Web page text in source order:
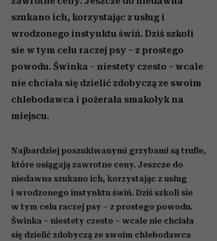
szukano ich, korzystając z usług i
wrodzonego instynktu świń. Dziś szkoli
sie w tym celu raczej psy – z prostego
powodu. Świnka – niestety czesto – wcale
nie chciała się dzielić zdobyczą ze swoim
chlebodawca i pożerała smakołyk na
miejscu.
Najbardziej poszukiwanymi grzybami są trufle,
które osiągają zawrotne ceny. Jeszcze do
niedawna szukano ich, korzystając z usług
i wrodzonego instynktu świń. Dziś szkoli sie
w tym celu raczej psy – z prostego powodu.
Świnka – niestety czesto – wcale nie chciała
się dzielić zdobyczą ze swoim chlebodawca